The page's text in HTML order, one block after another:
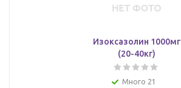
Изоксазолин 1000мг
(20-40кг)
Много 21